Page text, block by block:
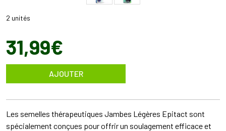
2 unités
31,99€
AJOUTER
Les semelles thérapeutiques Jambes Légères Epitact sont
spécialement conçues pour offrir un soulagement efficace et